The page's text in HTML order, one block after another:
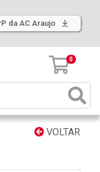
da AC Araujo
0
VOLTAR